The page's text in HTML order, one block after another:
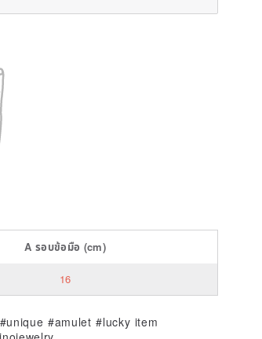
A รอบข้อมือ (cm)
16
#amulet #lucky item